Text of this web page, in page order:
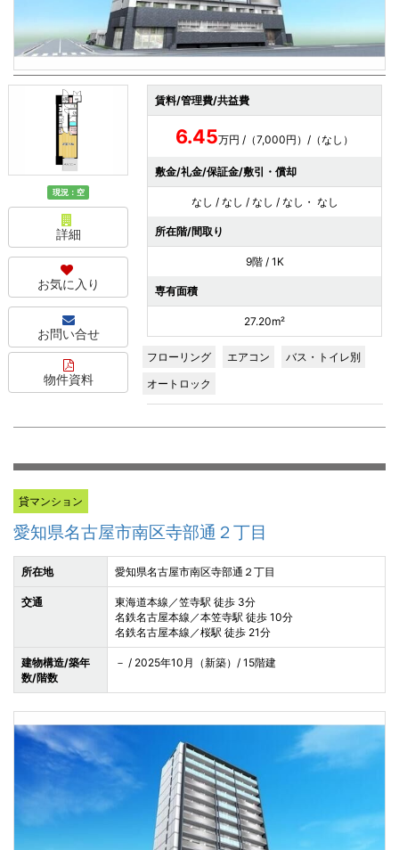
現況：空
詳細
お気に入り
お問い合せ
物件資料
賃料/管理費/共益費
6.45万円 /（7,000円）/（なし）
敷金/礼金/保証金/敷引・償却
なし / なし / なし / なし・ なし
所在階/間取り
9階 / 1K
専有面積
27.20m²
フローリング エアコン
バス・トイレ別
オートロック
貸マンション
愛知県名古屋市南区寺部通２丁目
所在地 愛知県名古屋市南区寺部通２丁目
交通
東海道本線／笠寺駅 徒歩 3分
名鉄名古屋本線／本笠寺駅 徒歩 10分
名鉄名古屋本線／桜駅 徒歩 21分
建物構造/築年
数/階数
－ / 2025年10月（新築）/ 15階建